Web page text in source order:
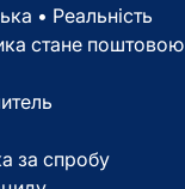
• Реальність
стане поштовою
за спробу